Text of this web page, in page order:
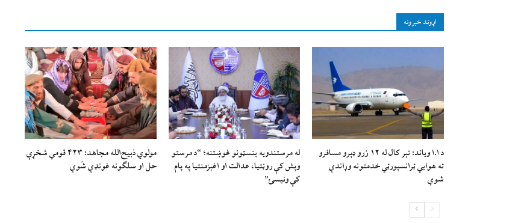
اړوند خبرونه
د ا.ا وياند: تېر کال له ۱۲ زرو ډېرو مسافرو
ته هوايي ټرانسپورټي خدمتونه وړاندې
شوي
له مرستندویه بنسټونو غوښتنه؛ “د مرستو
وېش کې روڼتیا، عدالت او اغېزمنتیا په پام
کې ونیسئ”
مولوي ذبيح‌الله مجاهد: ۴۲۳ قومي شخړې
حل او سلګونه غونډې شَوې